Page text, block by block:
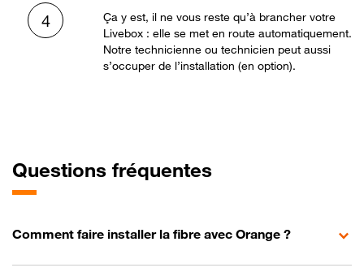
4
Ça y est, il ne vous reste qu’à brancher votre
Livebox : elle se met en route automatiquement.
Notre technicienne ou technicien peut aussi
s’occuper de l’installation (en option).
Questions fréquentes
Comment faire installer la fibre avec Orange ?